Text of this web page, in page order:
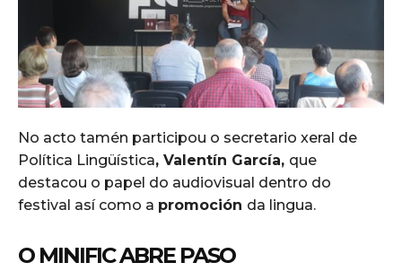
No acto tamén participou o secretario xeral de
Política Lingüística, Valentín García, que
destacou o papel do audiovisual dentro do
festival así como a promoción da lingua.
O MINIFIC ABRE PASO